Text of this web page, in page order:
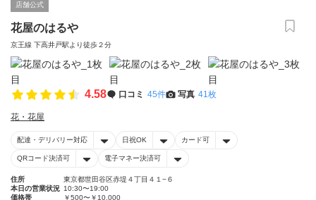
店舗公式
花屋のはるや
京王線 下高井戸駅より徒歩２分
4.58 口コミ 45件 写真 41枚
花・花屋
配達・デリバリー対応 日祝OK カード可
QRコード決済可 電子マネー決済可
住所
東京都世田谷区赤堤４丁目４１−６
本日の営業状況 10:30〜19:00
価格帯
￥500〜￥10,000